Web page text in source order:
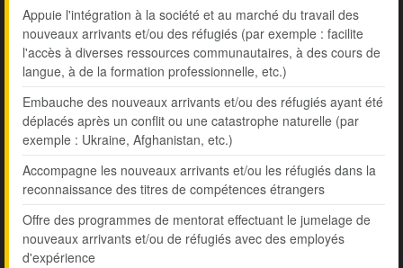
Appuie l'intégration à la société et au marché du travail des
nouveaux arrivants et/ou des réfugiés (par exemple : facilite
l'accès à diverses ressources communautaires, à des cours de
langue, à de la formation professionnelle, etc.)
Embauche des nouveaux arrivants et/ou des réfugiés ayant été
déplacés après un conflit ou une catastrophe naturelle (par
exemple : Ukraine, Afghanistan, etc.)
Accompagne les nouveaux arrivants et/ou les réfugiés dans la
reconnaissance des titres de compétences étrangers
Offre des programmes de mentorat effectuant le jumelage de
nouveaux arrivants et/ou de réfugiés avec des employés
d'expérience